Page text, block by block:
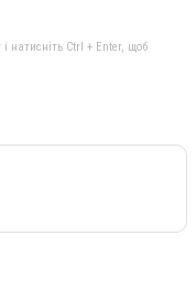
натисніть Ctrl + Enter, щоб